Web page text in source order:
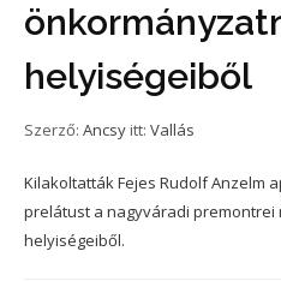
helyiségeiből
Szerző: Ancsy itt: Vallás
Kilakoltatták Fejes Rudolf Anzelm
prelátust a nagyváradi
helyiségeiből.